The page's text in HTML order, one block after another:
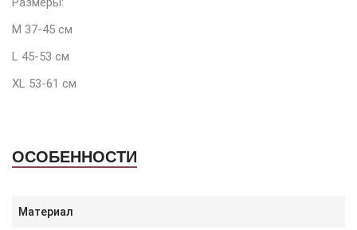
M 37-45 см
L 45-53 см
XL 53-61 см
ОСОБЕННОСТИ
Материал